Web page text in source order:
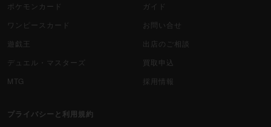
ポケモンカード
ワンピースカード
遊戯王
デュエル・マスターズ
MTG
ガイド
お問い合せ
出店のご相談
買取申込
採用情報
プライバシーと利用規約